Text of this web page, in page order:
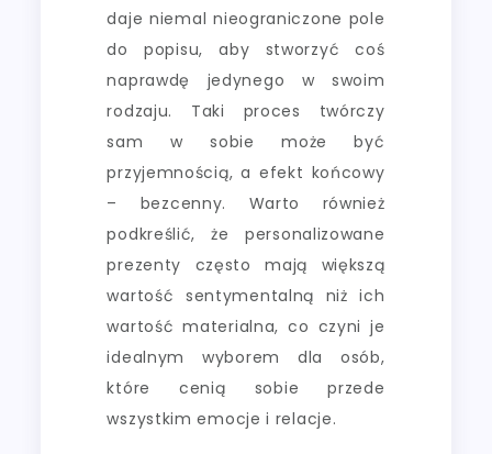
daje niemal nieograniczone pole
do popisu, aby stworzyć coś
naprawdę jedynego w swoim
rodzaju. Taki proces twórczy
sam w sobie może być
przyjemnością, a efekt końcowy
– bezcenny. Warto również
podkreślić, że personalizowane
prezenty często mają większą
wartość sentymentalną niż ich
wartość materialna, co czyni je
idealnym wyborem dla osób,
które cenią sobie przede
wszystkim emocje i relacje.